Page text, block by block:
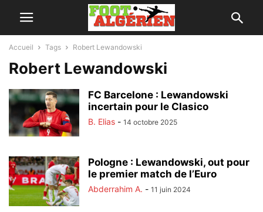
Accueil Tags Robert Lewandowski
Robert Lewandowski
FC Barcelone : Lewandowski
incertain pour le Clasico
B. Elias - 14 octobre 2025
Pologne : Lewandowski, out pour
le premier match de l’Euro
Abderrahim A. - 11 juin 2024